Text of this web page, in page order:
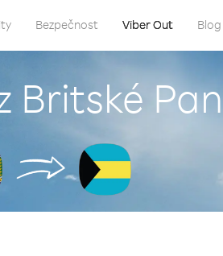
Bezpečnost Viber Out Blog
Britské